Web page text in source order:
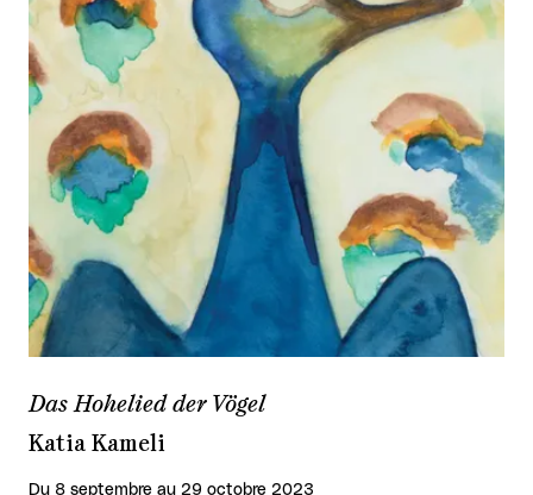
Das Hohelied der Vögel
Katia Kameli
Du 8 septembre au 29 octobre 2023